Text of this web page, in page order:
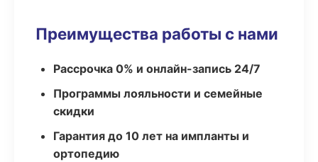
Преимущества работы с нами
Рассрочка 0% и онлайн-запись 24/7
Программы лояльности и семейные
скидки
Гарантия до 10 лет на импланты и
ортопедию